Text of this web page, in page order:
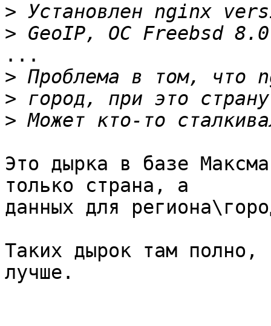
>
>
...
>
>
>
Это дырка в базе
только страна, а
данных для
Таких дырок там полно,
лучше.